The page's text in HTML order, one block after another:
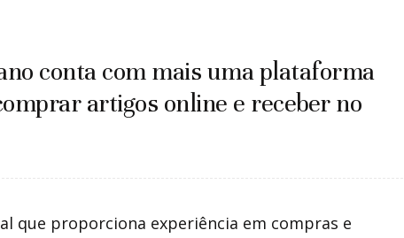
conta com mais uma plataforma
artigos online e receber no
que proporciona experiência em compras e